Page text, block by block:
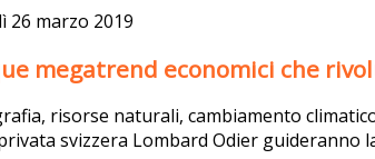
26 marzo 2019
megatrend economici che
risorse naturali, cambiamento
svizzera Lombard Odier guideranno